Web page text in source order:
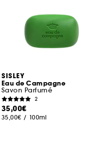
SISLEY
Eau de Campagne
Savon Parfumé
2
35,00€
35,00€ / 100ml